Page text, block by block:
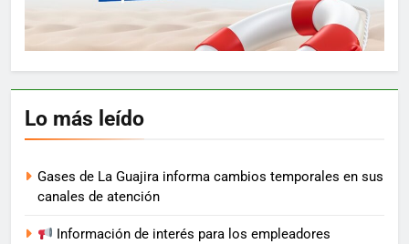
Lo más leído
Gases de La Guajira informa cambios temporales en sus
canales de atención
Información de interés para los empleadores